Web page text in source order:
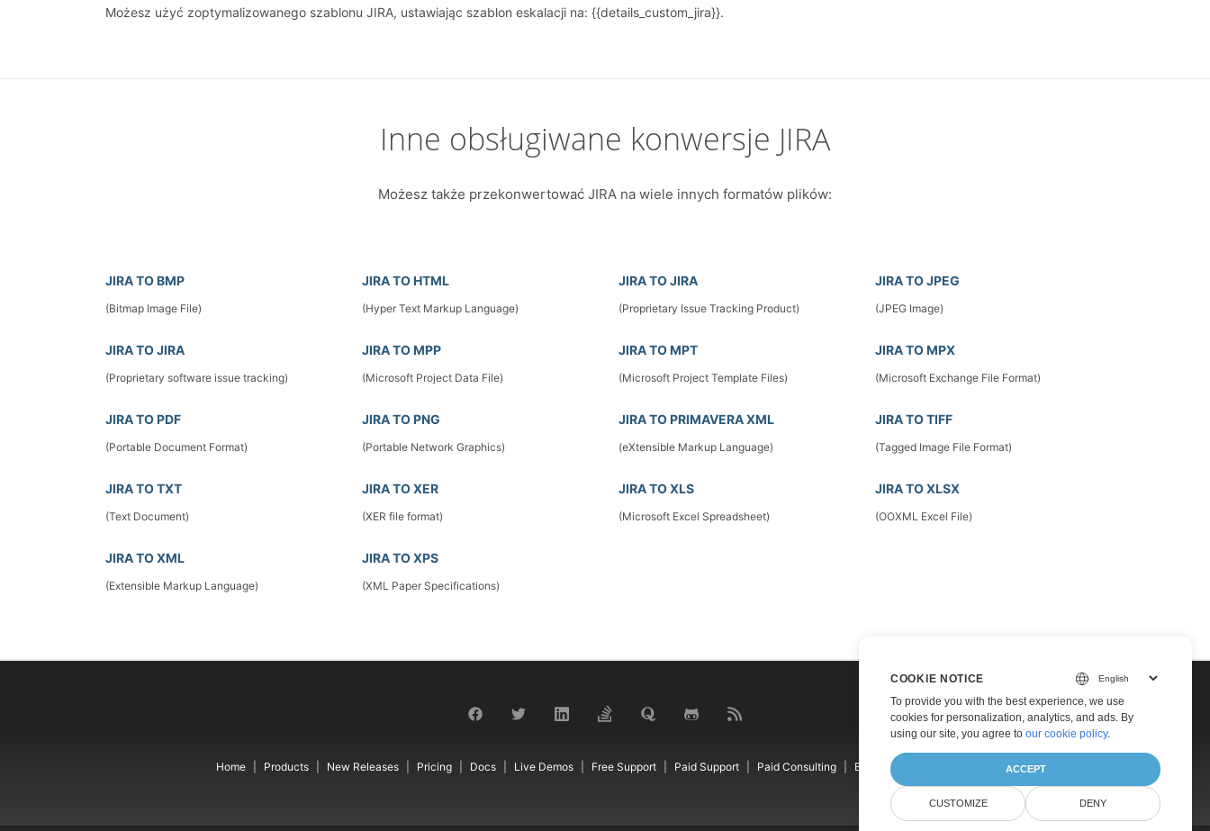
Możesz użyć zoptymalizowanego szablonu JIRA, ustawiając szablon eskalacji na: {{details_custom_jira}}.
Inne obsługiwane konwersje JIRA
Możesz także przekonwertować JIRA na wiele innych formatów plików:
JIRA TO BMP
(Bitmap Image File)
JIRA TO HTML
(Hyper Text Markup Language)
JIRA TO JIRA
(Proprietary Issue Tracking Product)
JIRA TO JPEG
(JPEG Image)
JIRA TO JIRA
(Proprietary software issue tracking)
JIRA TO MPP
(Microsoft Project Data File)
JIRA TO MPT
(Microsoft Project Template Files)
JIRA TO MPX
(Microsoft Exchange File Format)
JIRA TO PDF
(Portable Document Format)
JIRA TO PNG
(Portable Network Graphics)
JIRA TO PRIMAVERA XML
(eXtensible Markup Language)
JIRA TO TIFF
(Tagged Image File Format)
JIRA TO TXT
(Text Document)
JIRA TO XER
(XER file format)
JIRA TO XLS
(Microsoft Excel Spreadsheet)
JIRA TO XLSX
(OOXML Excel File)
JIRA TO XML
(Extensible Markup Language)
JIRA TO XPS
(XML Paper Specifications)
Home Products New Releases Pricing Docs Live Demos Free Support Paid Support Paid Consulting Blog
COOKIE NOTICE
To provide you with the best experience, we use
cookies for personalization, analytics, and ads. By
using our site, you agree to our cookie policy.
ACCEPT
CUSTOMIZE DENY